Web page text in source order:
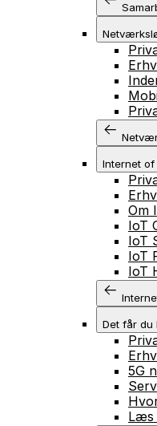
Internet of
Om
IoT
IoT
IoT
IoT
Det får du
5G
Læs